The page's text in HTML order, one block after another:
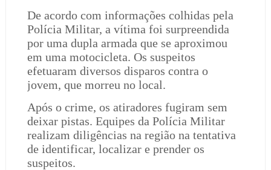
De acordo com informações colhidas pela
Polícia Militar, a vítima foi surpreendida
por uma dupla armada que se aproximou
em uma motocicleta. Os suspeitos
efetuaram diversos disparos contra o
jovem, que morreu no local.
Após o crime, os atiradores fugiram sem
deixar pistas. Equipes da Polícia Militar
realizam diligências na região na tentativa
de identificar, localizar e prender os
suspeitos.